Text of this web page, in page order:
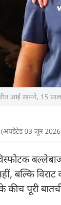
आई सामने, 15
(अपडेटेड 03 जून
बल्कि
के कीच पूरी